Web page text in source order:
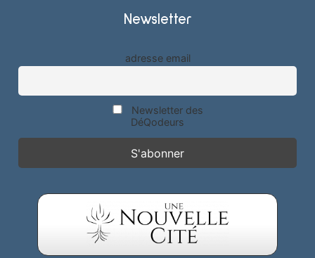
Newsletter
adresse email
Newsletter des
DéQodeurs